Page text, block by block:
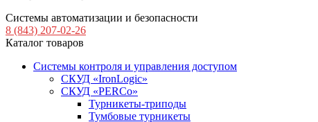
Системы автоматизации и безопасности
8 (843) 207-02-26
Каталог товаров
Системы контроля и управления доступом
СКУД «IronLogic»
СКУД «PERCo»
Турникеты-триподы
Тумбовые турникеты